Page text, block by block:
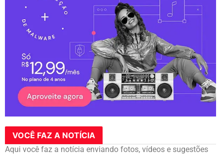
VOCÊ FAZ A NOTÍCIA
Aqui você faz a notícia enviando fotos, vídeos e sugestões